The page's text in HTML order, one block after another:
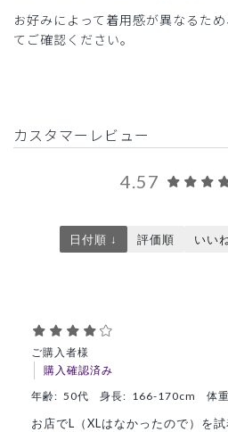
お好みによって着用感が異なるため
てご確認ください。
カスタマーレビュー
4.57
日付順 ↓ 評価順 いい
ご購入者様
購入確認済み
年齢: 50代 身長: 166-170cm 体
お店でL（XLはなかったので）を